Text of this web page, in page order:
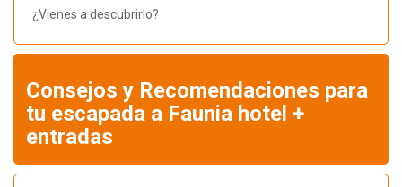
¿Vienes a descubrirlo?
Consejos y Recomendaciones para
tu escapada a Faunia hotel +
entradas